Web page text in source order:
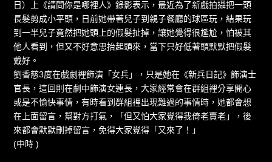
日）上《請問你是哪裡人》錄影表示，最近為了新戲拍攝把一頭
長髮剪成小平頭，日前她帶著兒子到親子餐廳的球區玩，結果玩
到一半兒子竟然把她頭上的假髮扯掉，讓她覺得很尷尬，怕被其
他人看到，但又不好意思抬起頭來，當下只好低著頭默默把假髮
戴好。
劉香慈3度在戲劇裡飾演「女兵」，只是她在《新兵日記》飾演士
官長，這回則在劇中飾演女連長，大家經常會在群組裡分享開心
或是不愉快事情，有時看到群組裡出現難過的事情時，她都會想
在上面留言，幫對方打氣，「但又怕大家覺得我倚老賣老」，後
來都會默默刪掉留言，免得大家覺得「又來了！」
(中時 )